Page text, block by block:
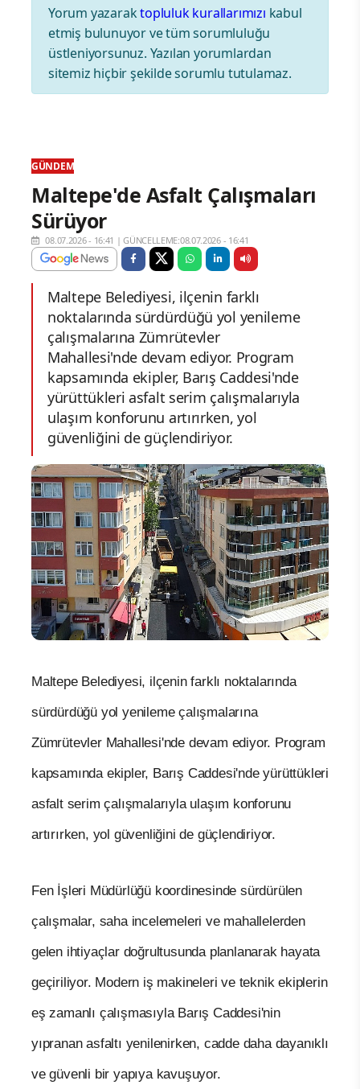
Yorum yazaraktopluluk kurallarımızı kabul
etmiş bulunuyor ve tüm sorumluluğu
üstleniyorsunuz. Yazılan yorumlardan
sitemiz hiçbir şekilde sorumlu tutulamaz.
GÜNDEM
Maltepe'de Asfalt Çalışmaları
Sürüyor
08.07.2026 - 16:41 |GÜNCELLEME:08.07.2026 - 16:41
Maltepe Belediyesi, ilçenin farklı
noktalarında sürdürdüğü yol yenileme
çalışmalarına Zümrütevler
Mahallesi'nde devam ediyor. Program
kapsamında ekipler, Barış Caddesi'nde
yürüttükleri asfalt serim çalışmalarıyla
ulaşım konforunu artırırken, yol
güvenliğini de güçlendiriyor.
Maltepe Belediyesi, ilçenin farklı noktalarında
sürdürdüğü yol yenileme çalışmalarına
Zümrütevler Mahallesi'nde devam ediyor. Program
kapsamında ekipler, Barış Caddesi'nde yürüttükleri
asfalt serim çalışmalarıyla ulaşım konforunu
artırırken, yol güvenliğini de güçlendiriyor.
Fen İşleri Müdürlüğü koordinesinde sürdürülen
çalışmalar, saha incelemeleri ve mahallelerden
gelen ihtiyaçlar doğrultusunda planlanarak hayata
geçiriliyor. Modern iş makineleri ve teknik ekiplerin
eş zamanlı çalışmasıyla Barış Caddesi'nin
yıpranan asfaltı yenilenirken, cadde daha dayanıklı
ve güvenli bir yapıya kavuşuyor.